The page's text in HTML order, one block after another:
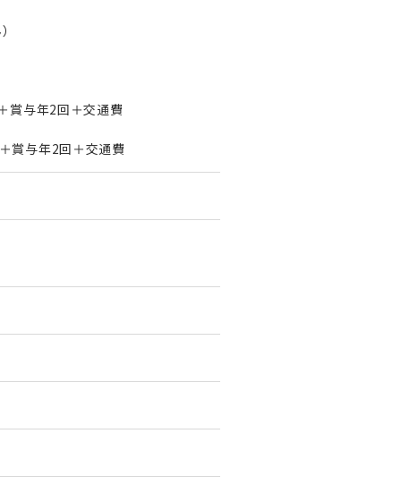
賞与年2回＋交通費
賞与年2回＋交通費